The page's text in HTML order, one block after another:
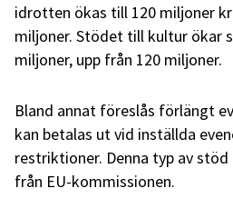
idrotten ökas till 120 miljoner
miljoner. Stödet till kultur ökar
miljoner, upp från 120 miljoner.
Bland annat föreslås förlängt
kan betalas ut vid inställda
restriktioner. Denna typ av
från EU-kommissionen.